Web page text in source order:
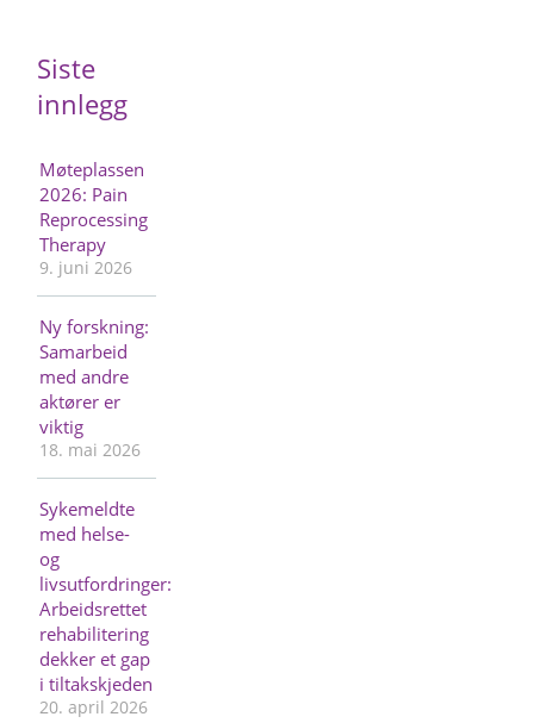
Siste
innlegg
Møteplassen
2026: Pain
Reprocessing
Therapy
9. juni 2026
Ny forskning:
Samarbeid
med andre
aktører er
viktig
18. mai 2026
Sykemeldte
med helse-
og
livsutfordringer:
Arbeidsrettet
rehabilitering
dekker et gap
i tiltakskjeden
20. april 2026